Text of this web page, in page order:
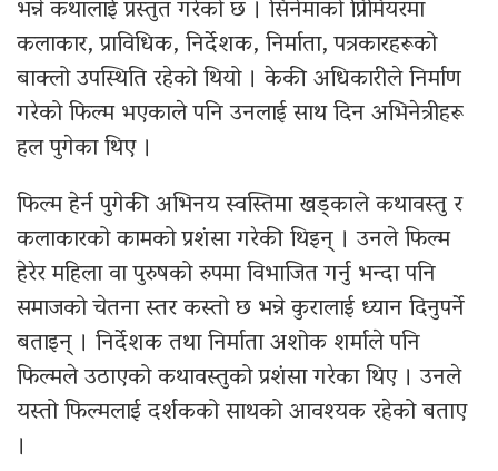
भन्ने कथालाई प्रस्तुत गरेको छ । सिनेमाको प्रिमियरमा
कलाकार, प्राविधिक, निर्देशक, निर्माता, पत्रकारहरूको
बाक्लो उपस्थिति रहेको थियो । केकी अधिकारीले निर्माण
गरेको फिल्म भएकाले पनि उनलाई साथ दिन अभिनेत्रीहरू
हल पुगेका थिए ।
फिल्म हेर्न पुगेकी अभिनय स्वस्तिमा खड्काले कथावस्तु र
कलाकारको कामको प्रशंसा गरेकी थिइन् । उनले फिल्म
हेरेर महिला वा पुरुषको रुपमा विभाजित गर्नु भन्दा पनि
समाजको चेतना स्तर कस्तो छ भन्ने कुरालाई ध्यान दिनुपर्ने
बताइन् । निर्देशक तथा निर्माता अशोक शर्माले पनि
फिल्मले उठाएको कथावस्तुको प्रशंसा गरेका थिए । उनले
यस्तो फिल्मलाई दर्शकको साथको आवश्यक रहेको बताए
।